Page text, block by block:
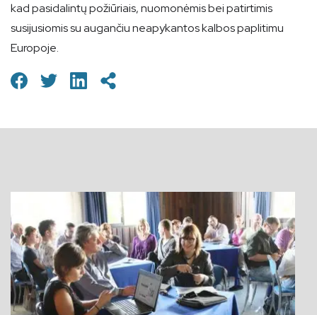
kad pasidalintų požiūriais, nuomonėmis bei patirtimis
susijusiomis su augančiu neapykantos kalbos paplitimu
Europoje.